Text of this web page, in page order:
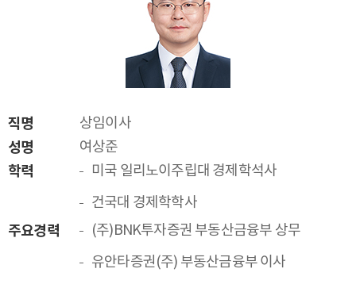
직명 상임이사
성명 여상준
학력
미국 일리노이주립대 경제학석사
건국대 경제학학사
주요경력
(주)BNK투자증권 부동산금융부 상무
유안타증권(주) 부동산금융부 이사